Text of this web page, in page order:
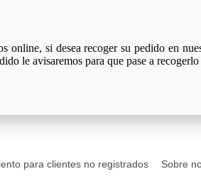
si desea recoger su pedido en
le avisaremos para que pase a recogerlo
para clientes no registrados Sobre